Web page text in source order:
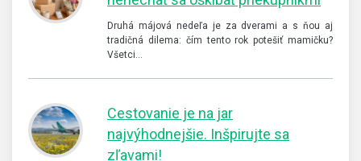
Druhá májová nedeľa je za dverami a s ňou aj
tradičná dilema: čím tento rok potešiť mamičku?
Všetci…
Cestovanie je na jar
najvýhodnejšie. Inšpirujte sa
zľavami!